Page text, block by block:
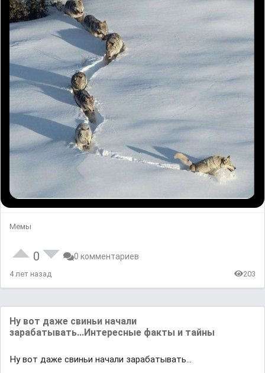
Мемы
0 0 комментариев
4 лет назад 203
Ну вот даже свиньи начали
зарабатывать...Интересные факты и тайны
Ну вот даже свиньи начали зарабатывать...